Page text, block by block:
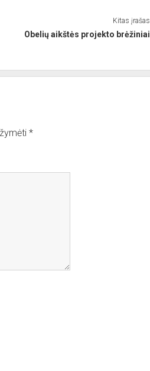
Kitas įrašas
Obelių aikštės projekto brėžiniai
*